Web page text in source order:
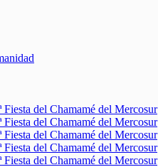
Fiesta del Chamamé del Mercosur
Fiesta del Chamamé del Mercosur
Fiesta del Chamamé del Mercosur
Fiesta del Chamamé del Mercosur
Fiesta del Chamamé del Mercosur